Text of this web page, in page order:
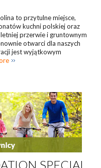
to przytulne miejsce,
kuchni polskiej oraz
przerwie i gruntownym
otwarci dla naszych
jest wyjątkowym
SPECIAL